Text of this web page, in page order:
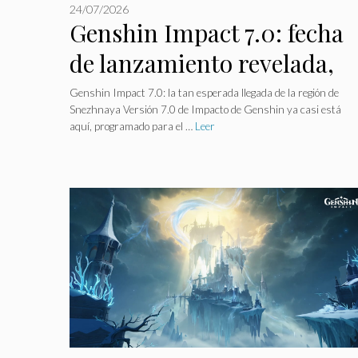
Genshin Impact 7.0: fecha
de lanzamiento revelada,
¡las nuevas funciones
despiertan entusiasmo!
24/07/2026
Genshin Impact 7.0: la tan esperada llegada de la región de
Snezhnaya Versión 7.0 de Impacto de Genshin ya casi está
aquí, programado para el … Leer